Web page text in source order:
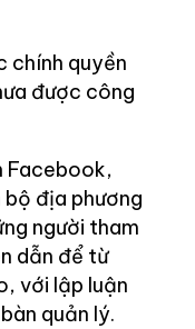
chính quyền
được công
Facebook,
địa phương
người tham
dẫn để từ
với lập luận
quản lý.